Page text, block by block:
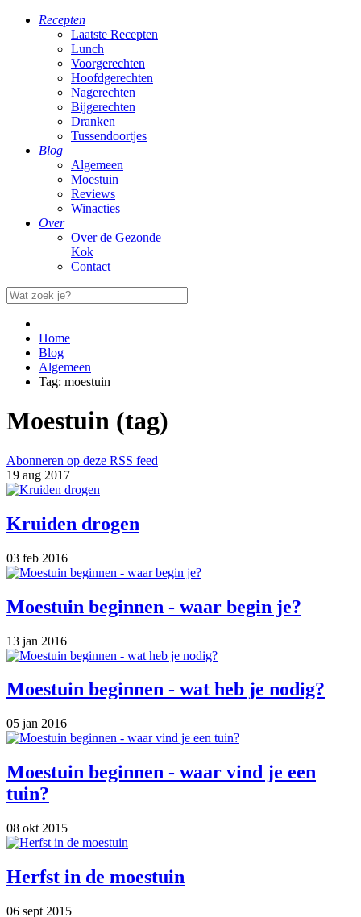
Recepten
Laatste Recepten
Lunch
Voorgerechten
Hoofdgerechten
Nagerechten
Bijgerechten
Dranken
Tussendoortjes
Blog
Algemeen
Moestuin
Reviews
Winacties
Over
Over de Gezonde
Kok
Contact
Home
Blog
Algemeen
Tag: moestuin
Moestuin (tag)
Abonneren op deze RSS feed
19 aug 2017
Kruiden drogen
03 feb 2016
Moestuin beginnen - waar begin je?
13 jan 2016
Moestuin beginnen - wat heb je nodig?
05 jan 2016
Moestuin beginnen - waar vind je een
tuin?
08 okt 2015
Herfst in de moestuin
06 sept 2015